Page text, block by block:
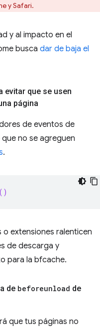
y Safari.
y al impacto en el
busca dar de baja el
evitar que se usen
página
de eventos de
no se agreguen
.
extensiones ralenticen
de descarga y
para la bfcache.
de beforeunload de
que tus páginas no